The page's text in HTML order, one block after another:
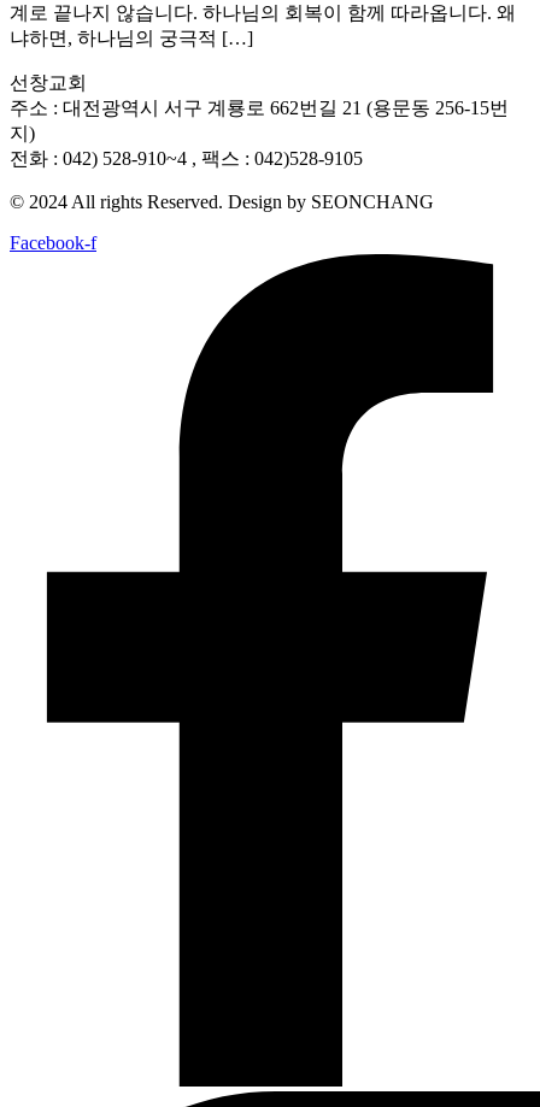
계로 끝나지 않습니다. 하나님의 회복이 함께 따라옵니다. 왜
냐하면, 하나님의 궁극적 […]
선창교회
주소 : 대전광역시 서구 계룡로 662번길 21 (용문동 256-15번
지)
전화 : 042) 528-910~4 , 팩스 : 042)528-9105
© 2024 All rights Reserved. Design by SEONCHANG
Facebook-f